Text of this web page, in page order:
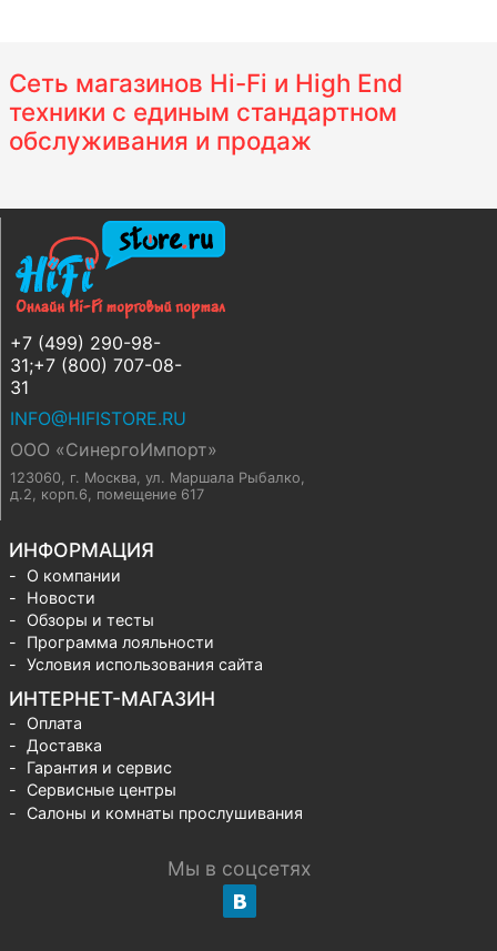
Сеть магазинов Hi-Fi и High End
техники с единым стандартном
обслуживания и продаж
+7 (499) 290-98-
31;+7 (800) 707-08-
31
INFO@HIFISTORE.RU
ООО «СинергоИмпорт»
123060, г. Москва, ул. Маршала Рыбалко,
д.2, корп.6, помещение 617
ИНФОРМАЦИЯ
О компании
Новости
Обзоры и тесты
Программа лояльности
Условия использования сайта
ИНТЕРНЕТ-МАГАЗИН
Оплата
Доставка
Гарантия и сервис
Сервисные центры
Салоны и комнаты прослушивания
Мы в соцсетях